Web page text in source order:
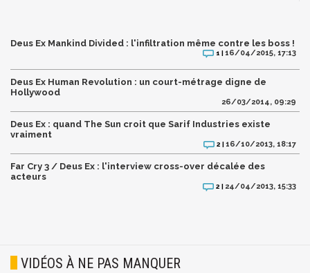
Deus Ex Mankind Divided : l'infiltration même contre les boss !
1 |16/04/2015, 17:13
Deus Ex Human Revolution : un court-métrage digne de
Hollywood
26/03/2014, 09:29
Deus Ex : quand The Sun croit que Sarif Industries existe
vraiment
2 |16/10/2013, 18:17
Far Cry 3 / Deus Ex : l'interview cross-over décalée des
acteurs
2 | 24/04/2013, 15:33
VIDÉOS À NE PAS MANQUER